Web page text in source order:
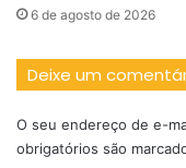
6 de agosto de 2026
Deixe um
O seu endereço de e-
obrigatórios são